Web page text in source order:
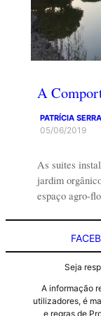
A
PATRÍCIA
05/06/2019
As suites
jardim
espaço agro-
Seja
A informação
utilizadores, é
e regras de